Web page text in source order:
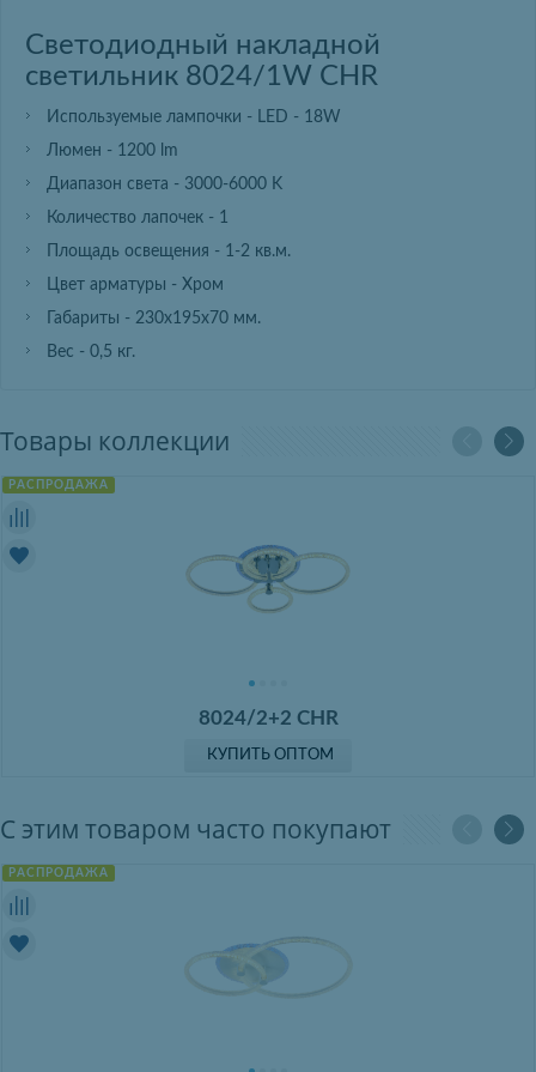
Светодиодный накладной
светильник 8024/1W CHR
Используемые лампочки - LED - 18W
Люмен - 1200 lm
Диапазон света - 3000-6000 K
Количество лапочек - 1
Площадь освещения - 1-2 кв.м.
Цвет арматуры - Хром
Габариты - 230х195х70 мм.
Вес - 0,5 кг.
Товары коллекции
РАСПРОДАЖА
8024/2+2 CHR
КУПИТЬ ОПТОМ
С этим товаром часто покупают
РАСПРОДАЖА